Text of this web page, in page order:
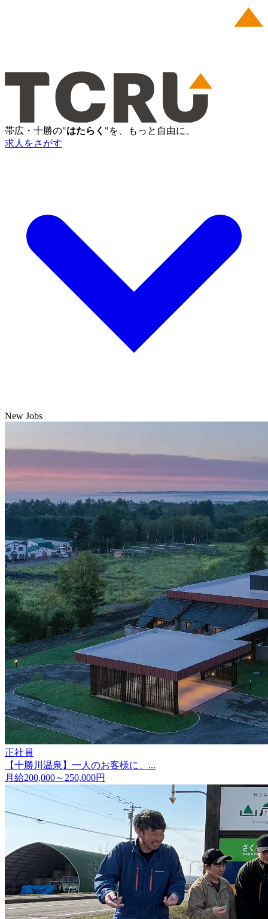
帯広・十勝の"はたらく "を、もっと自由に。
求人をさがす
New Jobs
正社員
【十勝川温泉】一人のお客様に、...
月給200,000～250,000円